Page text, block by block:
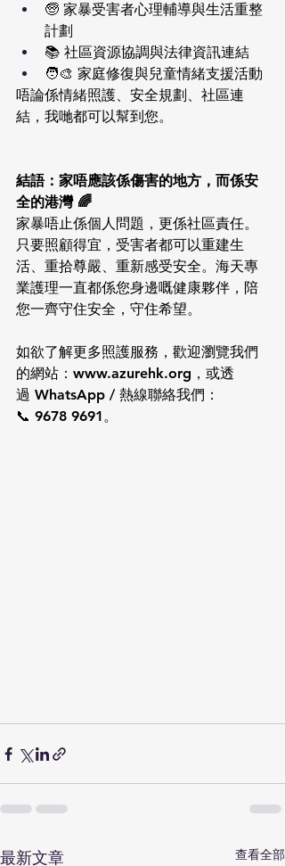
🧓 家暴受害者心理輔導與生活重整
計劃
📚 社區資源協調與法律資訊連結
🧑‍🎨 家庭修復與兒童情緒支援活動
唔論係情緒照護、安全規劃、社區連
結，我哋都可以幫到您。
結語：家唔應該係傷害的地方，而係安
全的港灣 🌈
家暴唔止係個人問題，更係社區責任。
只要照顧得宜，受害者都可以重建生
活、重拾尊嚴、重新感受安全。海天專
業護理一直都係您身邊嘅健康夥伴，陪
您一齊守住安全，守住希望。
如欲了解更多照護服務，歡迎瀏覽我們
的網站：www.azurehk.org，或透
過 WhatsApp / 熱線聯絡我們：
📞 9678 9691。
最新文章 查看全部